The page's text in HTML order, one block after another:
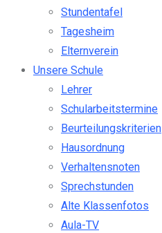
Stundentafel
Tagesheim
Elternverein
Unsere Schule
Lehrer
Schularbeitstermine
Beurteilungskriterien
Hausordnung
Verhaltensnoten
Sprechstunden
Alte Klassenfotos
Aula-TV